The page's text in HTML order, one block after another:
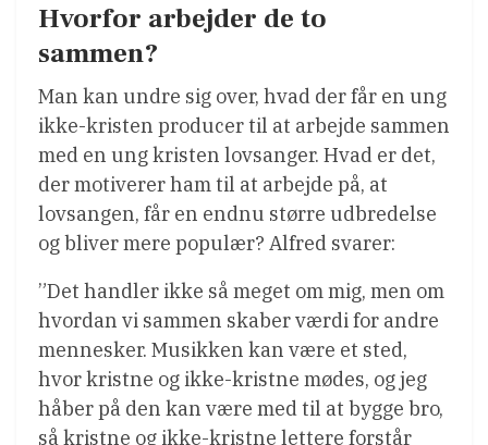
Hvorfor arbejder de to
sammen?
Man kan undre sig over, hvad der får en ung
ikke-kristen producer til at arbejde sammen
med en ung kristen lovsanger. Hvad er det,
der motiverer ham til at arbejde på, at
lovsangen, får en endnu større udbredelse
og bliver mere populær? Alfred svarer:
”Det handler ikke så meget om mig, men om
hvordan vi sammen skaber værdi for andre
mennesker. Musikken kan være et sted,
hvor kristne og ikke-kristne mødes, og jeg
håber på den kan være med til at bygge bro,
så kristne og ikke-kristne lettere forstår